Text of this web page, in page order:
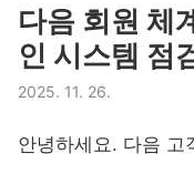
다음 회원 체
인 시스템 점
2025. 11. 26.
안녕하세요. 다음 고